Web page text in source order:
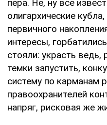
пера. Не, ну все
олигархические
первичного
интересы,
стояли: украсть ведь,
темки запустить,
систему по карманам
правоохранителей
напряг, рисковая же